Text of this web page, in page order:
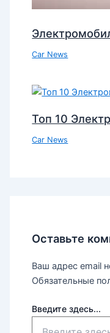
Car News
Топ 10
Car News
Оставьте
Ваш адрес email
Обязательные
Введите здесь...